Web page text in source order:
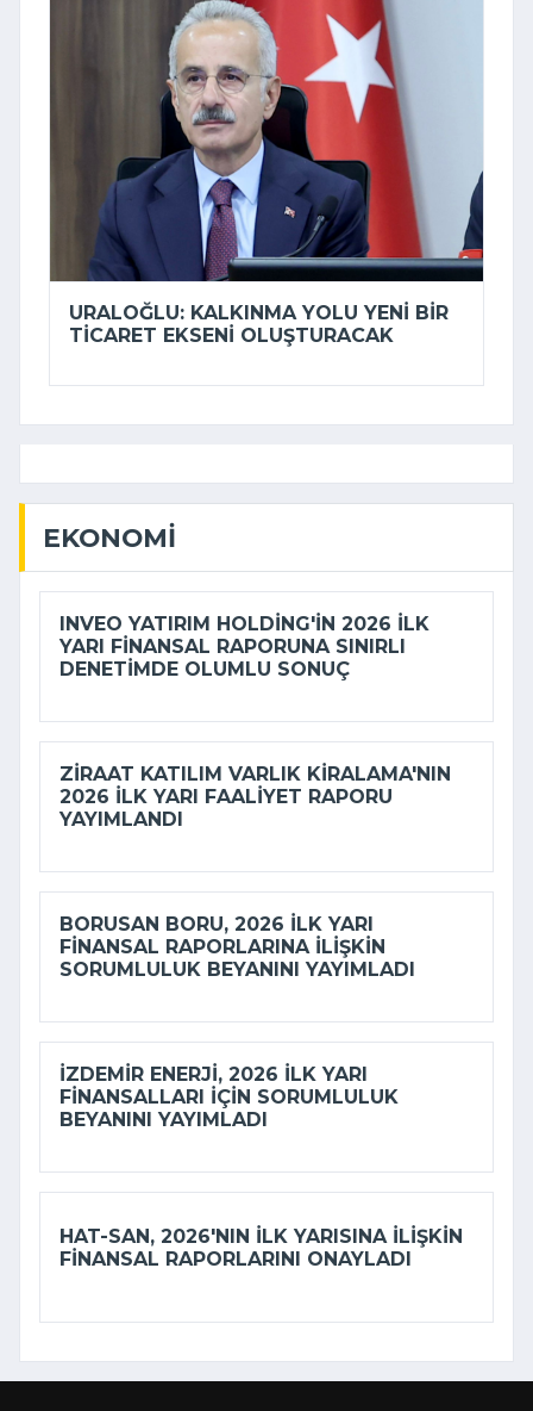
URALOĞLU: KALKINMA YOLU YENI BIR
TICARET EKSENI OLUŞTURACAK
EKONOMI
INVEO YATIRIM HOLDING'IN 2026 ILK
YARI FINANSAL RAPORUNA SINIRLI
DENETIMDE OLUMLU SONUÇ
ZIRAAT KATILIM VARLIK KIRALAMA'NIN
2026 ILK YARI FAALIYET RAPORU
YAYIMLANDI
BORUSAN BORU, 2026 ILK YARI
FINANSAL RAPORLARINA ILIŞKIN
SORUMLULUK BEYANINI YAYIMLADI
İZDEMİR ENERJI, 2026 ILK YARI
FINANSALLARI IÇIN SORUMLULUK
BEYANINI YAYIMLADI
HAT-SAN, 2026'NIN ILK YARISINA ILIŞKIN
FINANSAL RAPORLARINI ONAYLADI